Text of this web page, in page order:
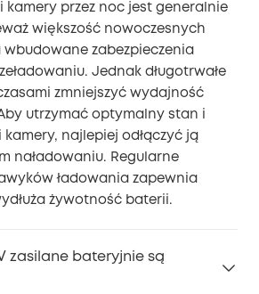
kamery przez noc jest generalnie
większość nowoczesnych
wbudowane zabezpieczenia
Jednak długotrwałe
zmniejszyć wydajność
utrzymać optymalny stan i
najlepiej odłączyć ją
naładowaniu. Regularne
ładowania zapewnia
żywotność baterii.
zasilane bateryjnie są